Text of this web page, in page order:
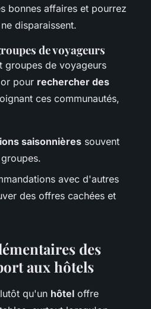
bonnes affaires et pourrez
disparaissent.
de voyageurs
groupes de voyageurs
pour rechercher des
ces communautés,
saisonnières souvent
avec d'autres
des offres cachées et
des
aux hôtels
qu'un hôtel offre